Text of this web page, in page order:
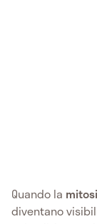
Quando la mitosi
diventano